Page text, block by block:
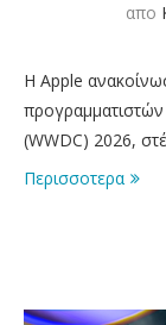
απο
Η Apple
(WWDC) 2026,
Περισσοτερα